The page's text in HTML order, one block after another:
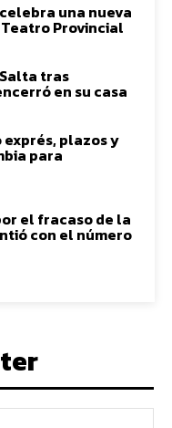
una nueva
Provincial
tras
en su casa
plazos y
para
el fracaso de la
con el número